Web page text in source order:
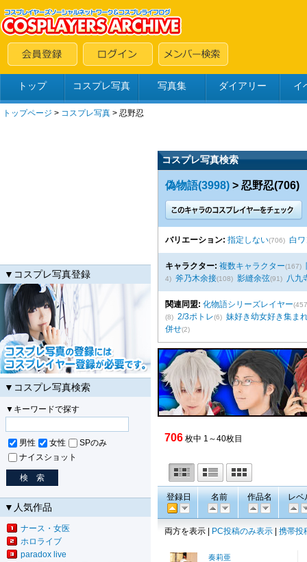
トップ コスプレ写真 写真集 ダイアリー イ
トップページ > コスプレ写真 > 忍野忍
▼コスプレ写真登録
▼コスプレ写真検索
▼キーワードで探す
男性 女性
SPのみ
ナイスショット
▼人気作品
ナース・女医
ホロライブ
paradox live
コスプレ写真検索
偽物語(3998) > 忍野忍(706)
バリエーション: 指定しない(706) 白
キャラクター: 複数キャラクター(167)
4) 斧乃木余接(108) 影縫余弦(91) 八九
関連同盟: 化物語シリーズレイヤー
(8) 2/3ポトレ(6) 妹好き幼女好き集ま
併せ(2)
706 枚中 1～40枚目
登録日 名前 作品名 レベ
両方を表示 | PC投稿のみ表示 携帯投
奏莉亜